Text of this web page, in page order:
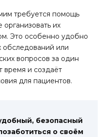
требуется помощь
их
Это особенно удобно
обследований или
вопросов за один
время и создаёт
для пациентов.
безопасный
о своём